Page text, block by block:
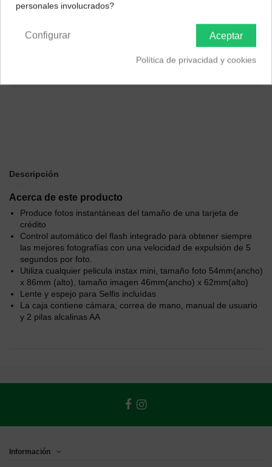
Descripción
Acerca de este producto
Produce fotos instantáneas del tamaño de una tarjeta de
crédito
Control automático del flash integrado para obtener siempre
las mejores fotografías con una velocidad de expulsión de 5
segundos por foto.
Utiliza cualquier pelicula instax mini, tamaño foto 54mm(ancho)
x 86mm (alto), tamaño imagen 46mm(ancho) x 62mm(alto)
Lente y espejo para Selfis incluídas
La caja contiene cámara, correa de mano, manual de usuario
y 2 pilas alcalinas AA
Información
personales involucrados?
Aceptar
Configurar
Política de privacidad y cookies